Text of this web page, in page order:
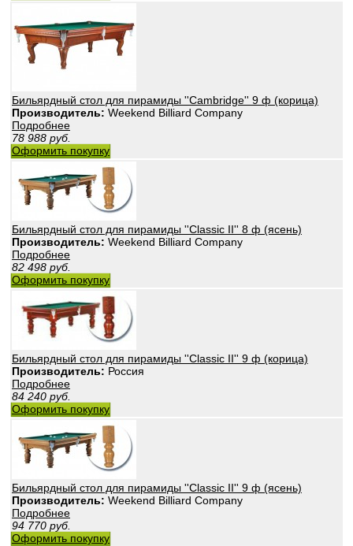
Бильярдный стол для пирамиды ''Cambridge'' 9 ф (корица)
Производитель: Weekend Billiard Company
Подробнее
78 988 руб.
Оформить покупку
Бильярдный стол для пирамиды ''Classic II'' 8 ф (ясень)
Производитель: Weekend Billiard Company
Подробнее
82 498 руб.
Оформить покупку
Бильярдный стол для пирамиды ''Classic II'' 9 ф (корица)
Производитель: Россия
Подробнее
84 240 руб.
Оформить покупку
Бильярдный стол для пирамиды ''Classic II'' 9 ф (ясень)
Производитель: Weekend Billiard Company
Подробнее
94 770 руб.
Оформить покупку